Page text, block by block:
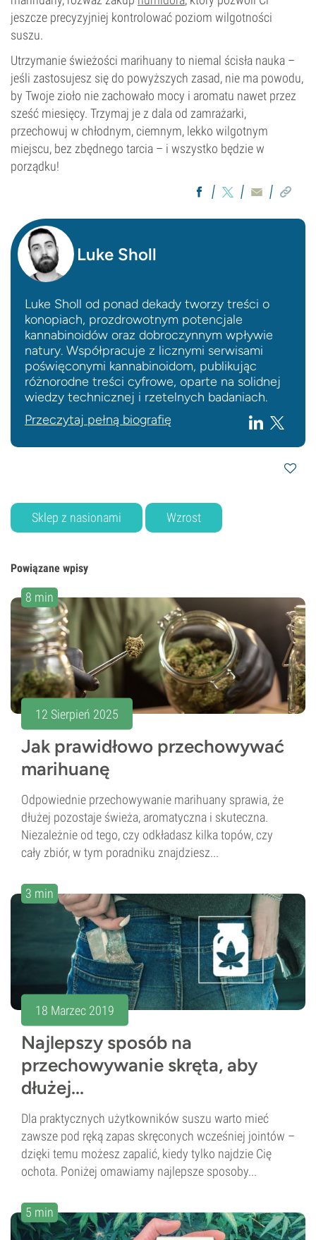
jeszcze precyzyjniej kontrolować poziom wilgotności
suszu.
Utrzymanie świeżości marihuany to niemal ścisła nauka –
jeśli zastosujesz się do powyższych zasad, nie ma powodu,
by Twoje zioło nie zachowało mocy i aromatu nawet przez
sześć miesięcy. Trzymaj je z dala od zamrażarki,
przechowuj w chłodnym, ciemnym, lekko wilgotnym
miejscu, bez zbędnego tarcia – i wszystko będzie w
porządku!
Luke Sholl
Luke Sholl od ponad dekady tworzy treści o
konopiach, prozdrowotnym potencjale
kannabinoidów oraz dobroczynnym wpływie
natury. Współpracuje z licznymi serwisami
poświęconymi kannabinoidom, publikując
różnorodne treści cyfrowe, oparte na solidnej
wiedzy technicznej i rzetelnych badaniach.
Przeczytaj pełną biografię
Sklep z nasionami Wzrost
Powiązane wpisy
8 min
12 Sierpień 2025
Jak prawidłowo przechowywać
marihuanę
Odpowiednie przechowywanie marihuany sprawia, że
dłużej pozostaje świeża, aromatyczna i skuteczna.
Niezależnie od tego, czy odkładasz kilka topów, czy
cały zbiór, w tym poradniku znajdziesz...
3 min
18 Marzec 2019
Najlepszy sposób na
przechowywanie skręta, aby
dłużej...
Dla praktycznych użytkowników suszu warto mieć
zawsze pod ręką zapas skręconych wcześniej jointów –
dzięki temu możesz zapalić, kiedy tylko najdzie Cię
ochota. Poniżej omawiamy najlepsze sposoby...
5 min